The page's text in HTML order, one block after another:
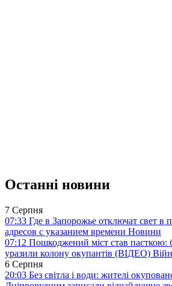
Останні новини
7 Серпня
07:33 Где в Запорожье отключат свет в
адресов с указанием времени Новини
07:12 Пошкоджений міст став пасткою:
уразили колону окупантів (ВІДЕО)
6 Серпня
20:03 Без світла і води: жителі